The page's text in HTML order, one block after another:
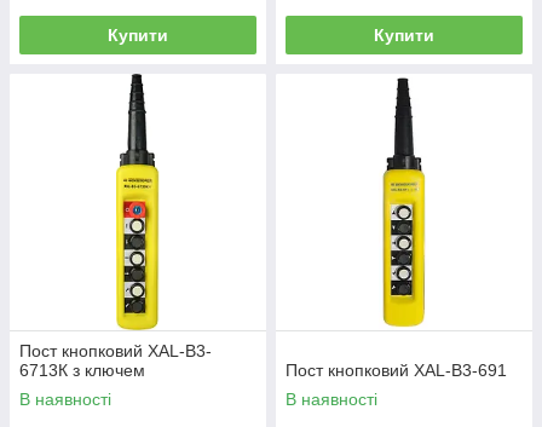
Купити Купити
Пост кнопковий XAL-B3-
6713К з ключем
В наявності
Пост кнопковий XAL-B3-691
В наявності